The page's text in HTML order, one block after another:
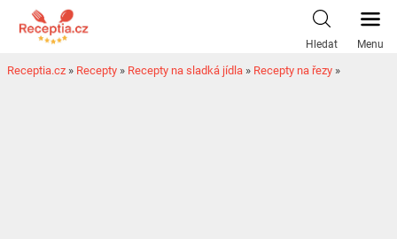
Hledat Menu
Receptia.cz » Recepty » Recepty na sladká jídla » Recepty na řezy »